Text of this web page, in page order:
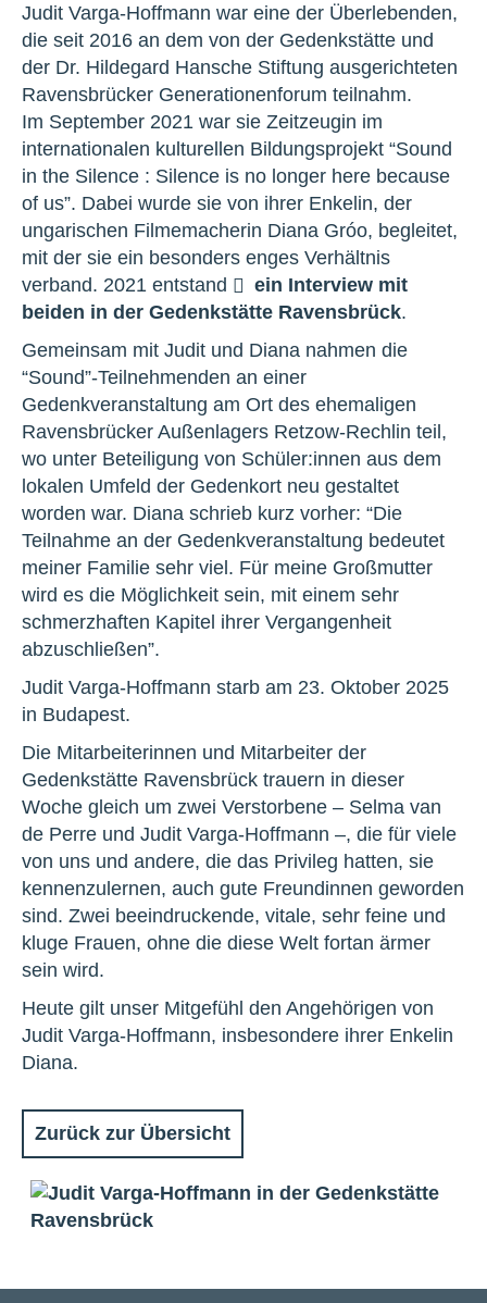
Judit Varga-Hoffmann war eine der Überlebenden,
die seit 2016 an dem von der Gedenkstätte und
der Dr. Hildegard Hansche Stiftung ausgerichteten
Ravensbrücker Generationenforum teilnahm.
Im September 2021 war sie Zeitzeugin im
internationalen kulturellen Bildungsprojekt “Sound
in the Silence : Silence is no longer here because
of us”. Dabei wurde sie von ihrer Enkelin, der
ungarischen Filmemacherin Diana Gróo, begleitet,
mit der sie ein besonders enges Verhältnis
verband. 2021 entstand
ein Interview mit
beiden in der Gedenkstätte Ravensbrück.
Gemeinsam mit Judit und Diana nahmen die
“Sound”-Teilnehmenden an einer
Gedenkveranstaltung am Ort des ehemaligen
Ravensbrücker Außenlagers Retzow-Rechlin teil,
wo unter Beteiligung von Schüler:innen aus dem
lokalen Umfeld der Gedenkort neu gestaltet
worden war. Diana schrieb kurz vorher: “Die
Teilnahme an der Gedenkveranstaltung bedeutet
meiner Familie sehr viel. Für meine Großmutter
wird es die Möglichkeit sein, mit einem sehr
schmerzhaften Kapitel ihrer Vergangenheit
abzuschließen”.
Judit Varga-Hoffmann starb am 23. Oktober 2025
in Budapest.
Die Mitarbeiterinnen und Mitarbeiter der
Gedenkstätte Ravensbrück trauern in dieser
Woche gleich um zwei Verstorbene – Selma van
de Perre und Judit Varga-Hoffmann –, die für viele
von uns und andere, die das Privileg hatten, sie
kennenzulernen, auch gute Freundinnen geworden
sind. Zwei beeindruckende, vitale, sehr feine und
kluge Frauen, ohne die diese Welt fortan ärmer
sein wird.
Heute gilt unser Mitgefühl den Angehörigen von
Judit Varga-Hoffmann, insbesondere ihrer Enkelin
Diana.
Zurück zur Übersicht